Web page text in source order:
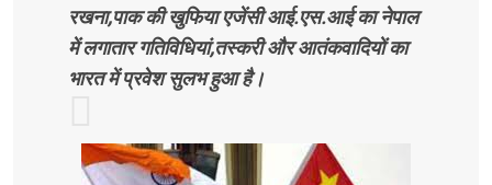
रखना,पाक की खुफिया एजेंसी आई.एस.आई का नेपाल
में लगातार गतिविधियां,तस्करी और आतंकवादियों का
भारत में प्रवेश सुलभ हुआ है।